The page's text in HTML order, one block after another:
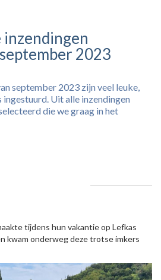
inzendingen
2023
september 2023 zijn veel leuke,
ingestuurd. Uit alle inzendingen
die we graag in het
tijdens hun vakantie op Lefkas
kwam onderweg deze trotse imkers